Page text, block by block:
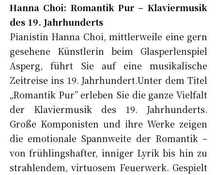
Hanna Choi: Romantik Pur – Klaviermusik
des 19. Jahrhunderts
Pianistin Hanna Choi, mittlerweile eine gern
gesehene Künstlerin beim Glasperlenspiel
Asperg, führt Sie auf eine musikalische
Zeitreise ins 19. Jahrhundert.Unter dem Titel
„Romantik Pur” erleben Sie die ganze Vielfalt
der Klaviermusik des 19. Jahrhunderts.
Große Komponisten und ihre Werke zeigen
die emotionale Spannweite der Romantik –
von frühlingshafter, inniger Lyrik bis hin zu
strahlendem, virtuosem Feuerwerk. Gespielt